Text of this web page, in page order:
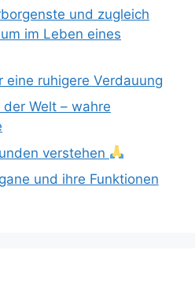
und zugleich
im Leben eines
eine ruhigere Verdauung
Welt – wahre
verstehen
und ihre Funktionen